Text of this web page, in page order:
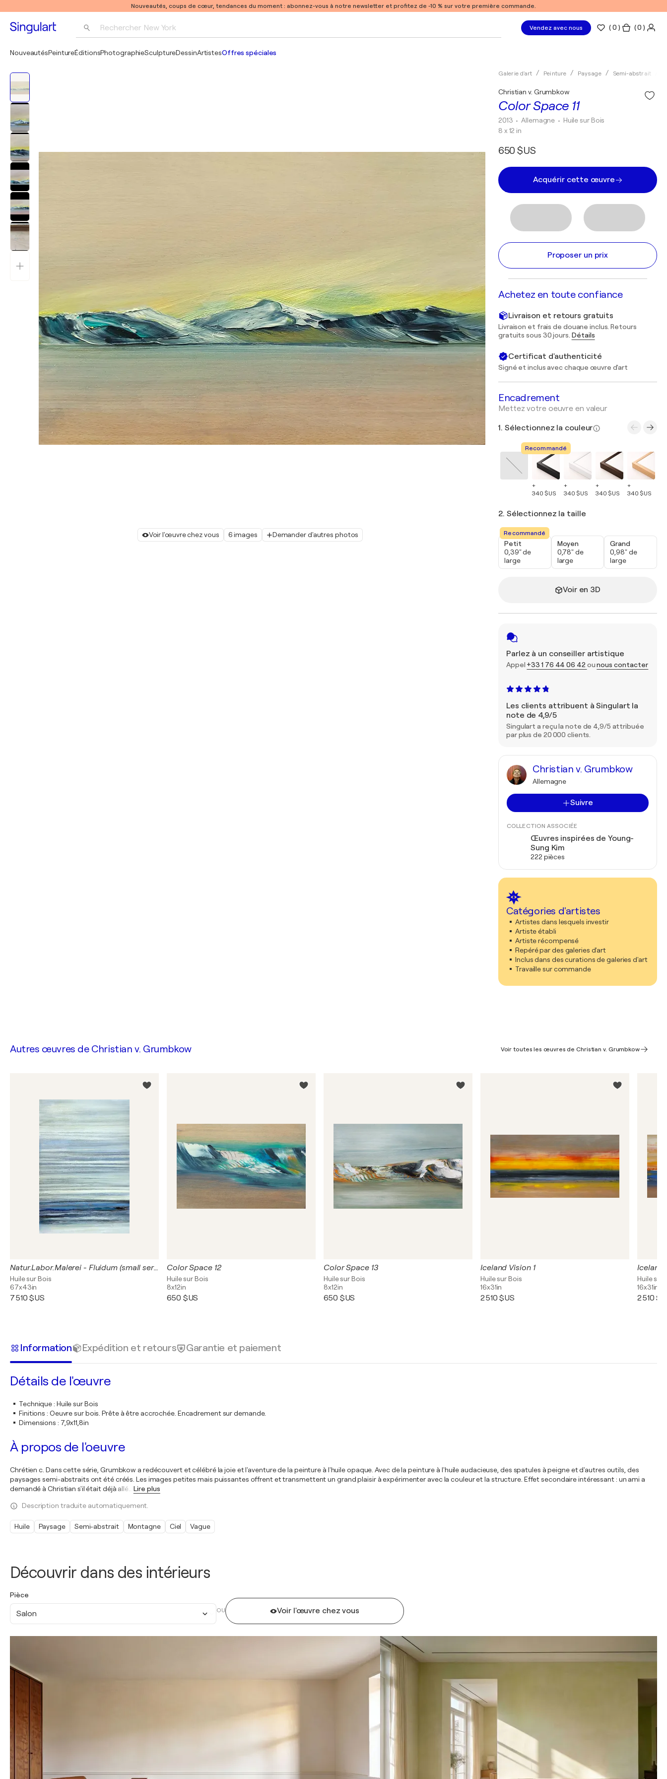
Nouveautés, coups de cœur, tendances du moment : abonnez-vous à notre newsletter et profitez de -10 % sur votre première commande.
Rechercher New York Vendez avec nous (0 ) ( 0 )
NouveautésPeintureÉditionsPhotographieSculptureDessinArtistesOffres spéciales
Voir l'œuvre chez vous 6 images Demander d'autres photos
Galerie d'art Peinture Paysage Semi-abstrait
Color Space 11
Christian v. Grumbkow
2013 • Allemagne • Huile sur Bois
8 x 12 in
650 $US
Acquérir cette œuvre
Proposer un prix
Achetez en toute confiance
Livraison et retours gratuits
Livraison et frais de douane inclus. Retours
gratuits sous 30 jours. Détails
Certificat d'authenticité
Signé et inclus avec chaque œuvre d'art
Encadrement
Mettez votre oeuvre en valeur
1. Sélectionnez la couleur
Recommandé
+
340 $US
+
340 $US
+
340 $US
+
340 $US
2. Sélectionnez la taille
Recommandé
Petit
0,39" de
large
Moyen
0,78" de
large
Grand
0,98" de
large
Voir en 3D
Parlez à un conseiller artistique
Appel +33 1 76 44 06 42 ounous contacter
Les clients attribuent à Singulart la
note de 4,9/5
Singulart a reçu la note de 4,9/5 attribuée
par plus de 20 000 clients.
Christian v. Grumbkow
Allemagne
Suivre
COLLECTION ASSOCIÉE
Œuvres inspirées de Young-
Sung Kim
222 pièces
Catégories d'artistes
Artistes dans lesquels investir
Artiste établi
Artiste récompensé
Repéré par des galeries d'art
Inclus dans des curations de galeries d'art
Travaille sur commande
Découvrir dans des intérieurs
Pièce
Salon OU Voir l'œuvre chez vous
Autres œuvres de Christian v. Grumbkow Voir toutes les œuvres de Christian v. Grumbkow
Natur.Labor.Malerei - Fluidum (small series)
Huile sur Bois
67x43in
7 510 $US
Color Space 12
Huile sur Bois
8x12in
650 $US
Color Space 13
Huile sur Bois
8x12in
650 $US
Iceland Vision 1
Huile sur Bois
16x31in
2 510 $US
Iceland
Huile sur
16x31in
2 510
Information Expédition et retours Garantie et paiement
Détails de l'œuvre
Technique: Huile sur Bois
Finitions : Oeuvre sur bois. Prête à être accrochée. Encadrement sur demande.
Dimensions : 7,9x11,8in
À propos de l'oeuvre
Chrétien c. Dans cette série, Grumbkow a redécouvert et célébré la joie et l'aventure de la peinture à l'huile opaque. Avec de la peinture à l'huile audacieuse, des spatules à peigne et d'autres outils, des
paysages semi-abstraits ont été créés. Les images petites mais puissantes offrent et transmettent un grand plaisir à expérimenter avec la couleur et la structure. Effet secondaire intéressant : un ami a
demandé à Christian s'il était déjà allé
Lire plus
Description traduite automatiquement.
Huile Paysage Semi-abstrait Montagne Ciel Vague